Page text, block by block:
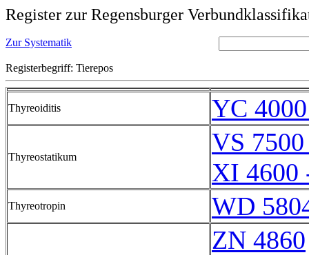
Register zur Regensburger
Zur Systematik
Registerbegriff: Tierepos
Thyreoiditis YC
Thyreostatikum
VS
XI 4600
Thyreotropin WD
ZN 4860